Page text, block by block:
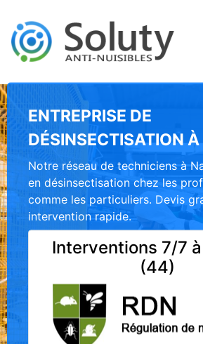
ENTREPRISE DE
DÉSINSECTISATION
Notre réseau de techniciens à
en désinsectisation chez les
comme les particuliers. Devis
intervention rapide.
Interventions 7/7
(44)